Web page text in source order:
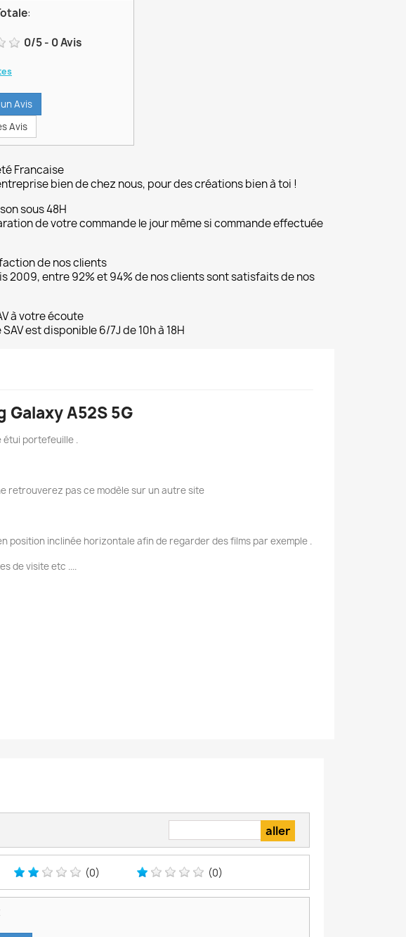
:
0/5- 0Avis
Avis
Avis
Francaise
bien de chez nous, pour des créations bien à toi !
sous 48H
de votre commande le jour même si commande effectuée
de nos clients
2009, entre 92% et 94% de nos clients sont satisfaits de nos
à votre écoute
est disponible 6/7J de 10h à 18H
Galaxy A52S 5G
étui portefeuille .
retrouverez pas ce modèle sur un autre site
position inclinée horizontale afin de regarder des films par exemple .
de visite etc ....
(0) (0)